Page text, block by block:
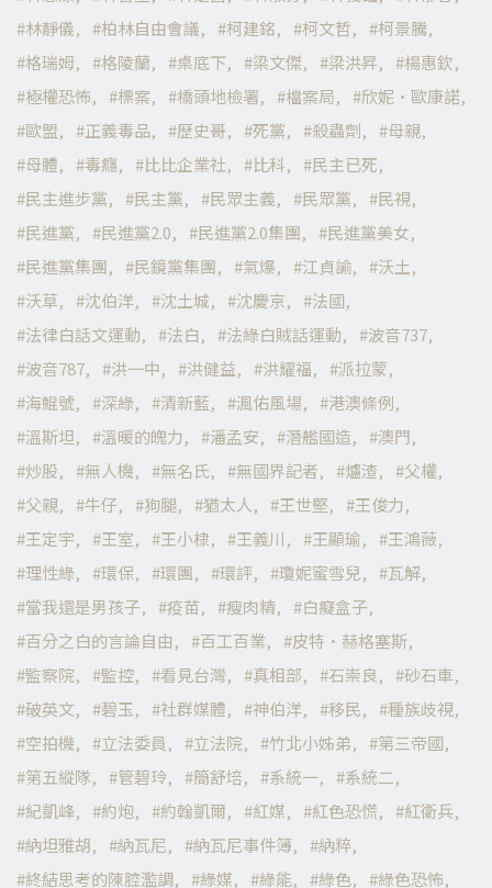
林靜儀
柏林自由會議 柯建銘 柯文哲
柯景騰
格瑞姆
格陵蘭 桌底下 梁文傑 梁洪昇
楊惠欽
極權恐怖
標案 橋頭地檢署 檔案局
欣妮·歐康諾
歐盟
正義毒品 歷史哥 死黨 殺蟲劑
母親
母體
毒癮 比比企業社 比科
民主已死
民主進步黨
民主黨 民眾主義 民眾黨
民視
民進黨
民進黨2.0 民進黨2.0集團
民進黨美女
民進黨集團
民鏡黨集團 氣爆 江貞諭
沃土
沃草
沈伯洋 沈土城 沈慶京
法國
法律白話文運動
法白 法綠白賊話運動
波音737
波音787
洪一中 洪健益 洪耀福
派拉蒙
海鯤號
深綠 清新藍 渢佑風場
港澳條例
溫斯坦
溫暖的魄力 潘孟安 潛艦國造
澳門
炒股
無人機 無名氏 無國界記者 爐渣
父權
父親
牛仔 狗腿 猶太人 王世堅
王俊力
王定宇
王室 王小棣 王義川 王顯瑜
王鴻薇
理性綠
環保 環團 環評 瓊妮蜜雪兒
瓦解
當我還是男孩子
疫苗 瘦肉精
白癡盒子
百分之白的言論自由
百工百業
皮特·赫格塞斯
監察院
監控 看見台灣 真相部 石崇良
砂石車
破英文
碧玉 社群媒體 神伯洋 移民
種族歧視
空拍機
立法委員 立法院 竹北小姊弟
第三帝國
第五縱隊
管碧玲 簡舒培 系統一
系統二
紀凱峰
約炮 約翰凱爾 紅媒 紅色恐慌
紅衛兵
納坦雅胡
納瓦尼 納瓦尼事件簿
納粹
終結思考的陳腔濫調
綠媒 綠能 綠色 綠色恐怖